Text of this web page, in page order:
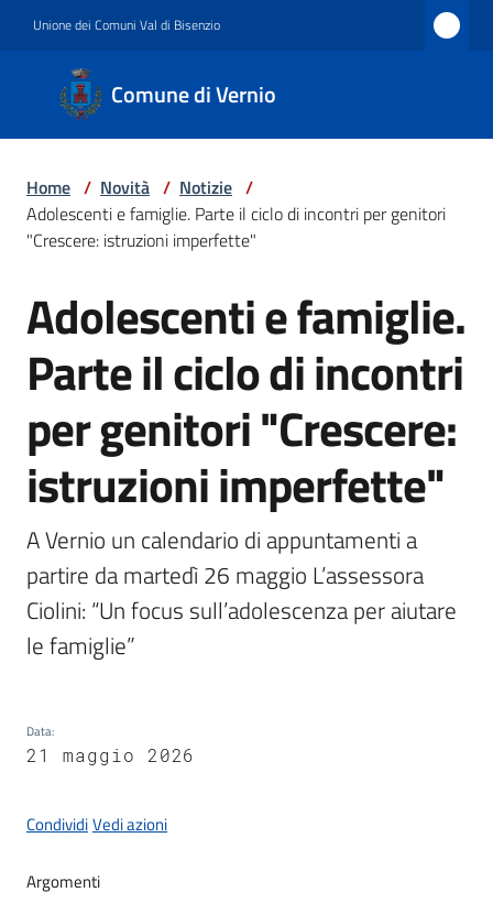
Unione dei Comuni Val di Bisenzio
Comune di Vernio
Comune
di
Vernio
Amministrazione
Novità
Documenti
e
dati
Home / Novità / Notizie /
Adolescenti e famiglie. Parte il ciclo di incontri per genitori
"Crescere: istruzioni imperfette"
Salta al contenuto
Adolescenti e famiglie.
Parte il ciclo di incontri
per genitori "Crescere:
istruzioni imperfette"
A Vernio un calendario di appuntamenti a
partire da martedì 26 maggio L’assessora
Ciolini: “Un focus sull’adolescenza per aiutare
le famiglie”
Data:
21 maggio 2026
CondividiVedi azioni
Argomenti